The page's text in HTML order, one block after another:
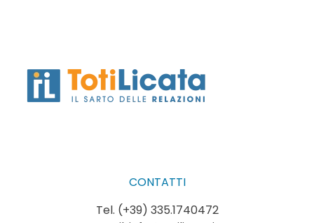
CONTATTI
Tel. (+39) 335.1740472